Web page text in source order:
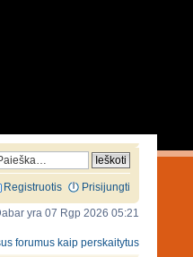
Registruotis Prisijungti
yra 07 Rgp 2026 05:21
forumus kaip perskaitytus